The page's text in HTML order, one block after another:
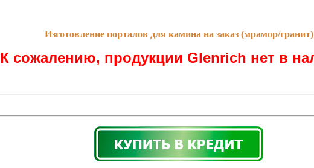
Изготовление порталов для камина на заказ (мрамор/гранит)
К сожалению, продукции Glenrich нет в